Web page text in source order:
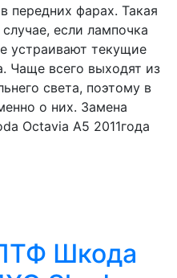
передних фарах. Такая
если лампочка
устраивают текущие
Чаще всего выходят из
света, поэтому в
о них. Замена
Octavia A5 2011года
Шкода